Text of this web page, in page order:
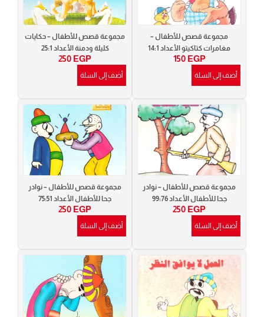
مجموعة قصص للأطفال –
مغامرات كتاكيتو الأعداد 14:1
150 EGP
أضف إلى السلة
مجموعة قصص للأطفال – حكايات
كليلة ودمنة الأعداد 25:1
250 EGP
أضف إلى السلة
مجموعة قصص للأطفال – نوادر
جحا للأطفال الأعداد 99:76
250 EGP
أضف إلى السلة
مجموعة قصص للأطفال – نوادر
جحا للأطفال الأعداد 75:51
250 EGP
أضف إلى السلة